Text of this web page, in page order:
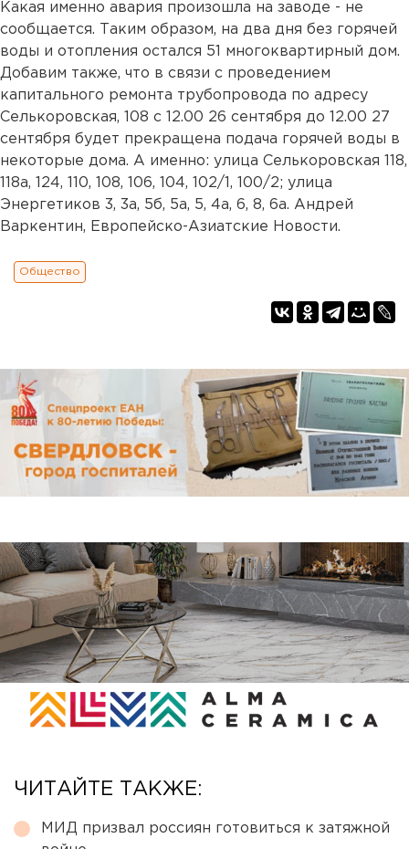
Какая именно авария произошла на заводе - не
сообщается. Таким образом, на два дня без горячей
воды и отопления остался 51 многоквартирный дом.
Добавим также, что в связи с проведением
капитального ремонта трубопровода по адресу
Селькоровская, 108 с 12.00 26 сентября до 12.00 27
сентября будет прекращена подача горячей воды в
некоторые дома. А именно: улица Селькоровская 118,
118а, 124, 110, 108, 106, 104, 102/1, 100/2; улица
Энергетиков 3, 3а, 5б, 5а, 5, 4а, 6, 8, 6а. Андрей
Варкентин, Европейско-Азиатские Новости.
Общество
ЧИТАЙТЕ ТАКЖЕ:
МИД призвал россиян готовиться к затяжной